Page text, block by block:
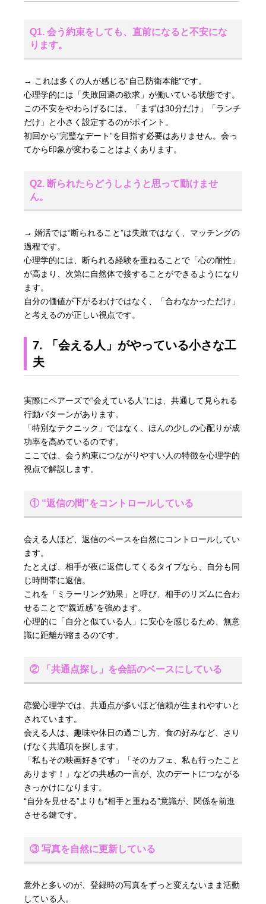
Q1. 会う約束をしても、直前になると不安にな
ります。
→ これは多くの人が感じる“自己防衛本能”です。
心理学的には「失敗回避の欲求」が働いている状態です。
この不安をやわらげるには、「まずは30分だけ」「ランチ
だけ」と小さく設定するのがポイント。
初回から“完璧なデート”を目指す必要はありません。会っ
てから印象が変わることはよくあります。
Q2. 断られたらどうしようと思って動けませ
ん。
→ 婚活では“断られること”は失敗ではなく、マッチングの
過程です。
心理学的には、断られる経験を重ねることで「心の耐性」
が高まり、次第に自然体で接することができるようになり
ます。
自分の価値が下がるわけではなく、「合わなかっただけ」
と考えるのが正しい視点です。
7. 「会える人」がやっている小さな工
夫
実際にペアーズで“会えている人”には、共通して見られる
行動パターンがあります。
「特別なテクニック」ではなく、ほんの少しの心配りが成
功率を高めているのです。
ここでは、会う約束につながりやすい人の特徴を心理学的
視点で解説します。
① “返信の間”をコントロールしている
会える人ほど、返信のペースを自然にコントロールしてい
ます。
たとえば、相手が夜に返信してくるタイプなら、自分も同
じ時間帯に返信。
これを「ミラーリング効果」と呼び、相手のリズムに合わ
せることで“親近感”を強めます。
心理的に「自分と似ている人」に安心を感じるため、無意
識に距離が縮まるのです。
② 「共通点探し」を会話のベースにしている
恋愛心理学では、共通点が多いほど信頼が生まれやすいと
されています。
会える人は、趣味や休日の過ごし方、食の好みなど、さり
げなく共通項を探します。
「私もその映画好きです」「そのカフェ、私も行ったこと
あります！」などの共感の一言が、次のデートにつながる
きっかけになります。
“自分を見せる”よりも“相手と重ねる”意識が、関係を前進
させる鍵です。
③ 写真を自然に更新している
意外と多いのが、登録時の写真をずっと変えないまま活動
している人。